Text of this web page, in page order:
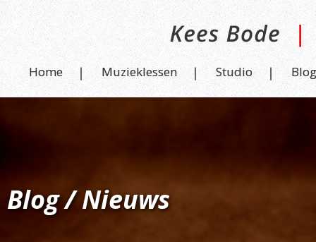
Home Muzieklessen Studio Blog
Blog / Nieuws